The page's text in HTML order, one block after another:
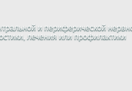
и периферической
лечения или профилактики